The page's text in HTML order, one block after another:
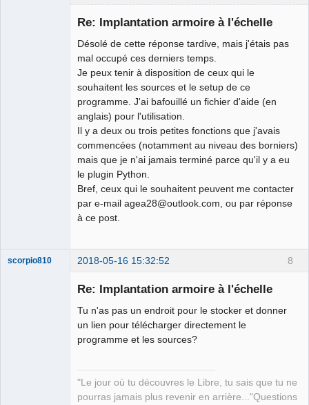
Re: Implantation armoire à l'échelle
Désolé de cette réponse tardive, mais j'étais pas
mal occupé ces derniers temps.
Je peux tenir à disposition de ceux qui le
souhaitent les sources et le setup de ce
programme. J'ai bafouillé un fichier d'aide (en
anglais) pour l'utilisation.
Il y a deux ou trois petites fonctions que j'avais
commencées (notamment au niveau des borniers)
mais que je n'ai jamais terminé parce qu'il y a eu
le plugin Python.
Bref, ceux qui le souhaitent peuvent me contacter
par e-mail agea28@outlook.com, ou par réponse
à ce post.
8
scorpio810 2018-05-16 15:32:52
Re: Implantation armoire à l'échelle
Tu n'as pas un endroit pour le stocker et donner
un lien pour télécharger directement le
programme et les sources?
"Le jour où tu découvres le Libre, tu sais que tu ne
pourras jamais plus revenir en arrière..."Questions